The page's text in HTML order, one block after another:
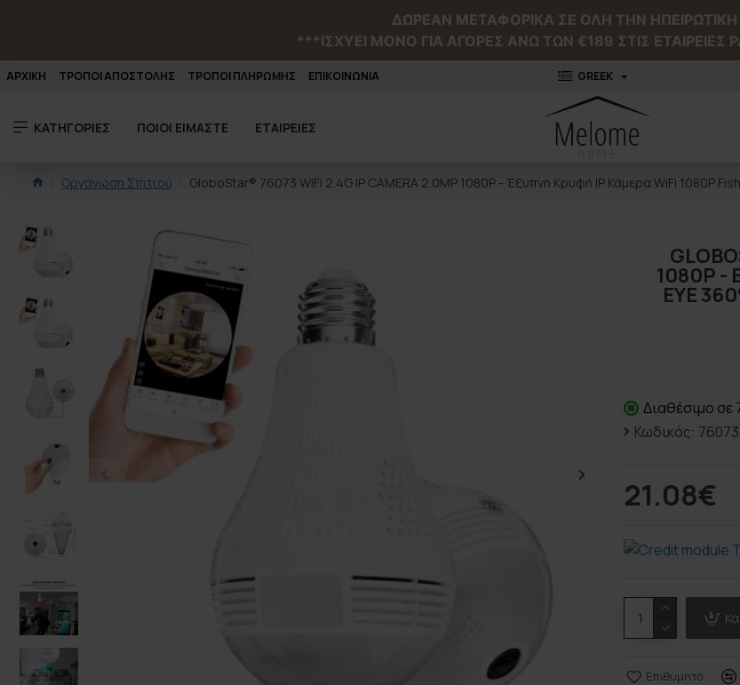
ΔΩΡΕΑΝ ΜΕΤΑΦΟΡΙΚΑ ΣΕ ΟΛΗ ΤΗΝ
***ΙΣΧΥΕΙ MONO ΓΙΑ ΑΓΟΡΕΣ ΑΝΩ ΤΩΝ €189 ΣΤΙΣ ΕΤΑΙΡΕΙΕΣ
ΑΡΧΙΚΗ ΤΡΟΠΟΙ ΑΠΟΣΤΟΛΗΣ ΤΡΟΠΟΙ ΠΛΗΡΩΜΗΣ ΕΠΙΚΟΙΝΩΝΙΑ GREEK
ΚΑΤΗΓΟΡΙΕΣ ΠΟΙΟΙ ΕΙΜΑΣΤΕ ΕΤΑΙΡΕΙΕΣ
Οργάνωση Σπιτιού GloboStar® 76073 WIFI 2.4G IP CAMERA 2.0MP 1080P - Έξυπνη Κρυφή IP Κάμερα WiFi 1080P
1080P -
EYE
Διαθέσιμο σε
Κωδικός: 76073
21.08€
Επιθυμητό